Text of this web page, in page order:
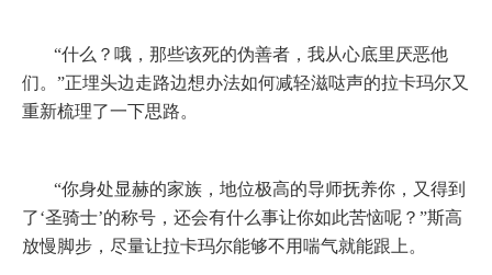
“什么？哦，那些该死的伪善者，我从心底里厌恶他
们。”正埋头边走路边想办法如何减轻滋哒声的拉卡玛尔又
重新梳理了一下思路。
“你身处显赫的家族，地位极高的导师抚养你，又得到
了‘圣骑士’的称号，还会有什么事让你如此苦恼呢？”斯高
放慢脚步，尽量让拉卡玛尔能够不用喘气就能跟上。